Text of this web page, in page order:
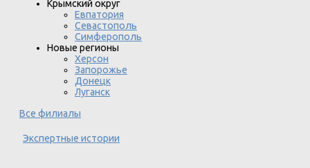
Крымский округ
Евпатория
Севастополь
Симферополь
Новые регионы
Херсон
Запорожье
Донецк
Луганск
Все филиалы
Экспертные истории